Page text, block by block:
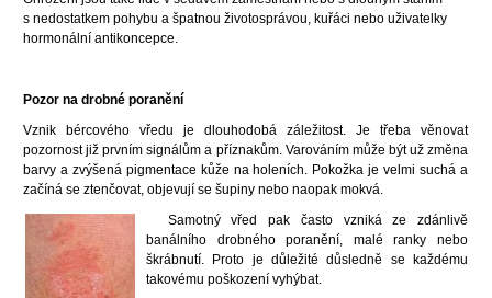
s nedostatkem pohybu a špatnou životosprávou, kuřáci nebo uživatelky
hormonální antikoncepce.
Pozor na drobné poranění
Vznik bércového vředu je dlouhodobá záležitost. Je třeba věnovat
pozornost již prvním signálům a příznakům. Varováním může být už změna
barvy a zvýšená pigmentace kůže na holeních. Pokožka je velmi suchá a
začíná se ztenčovat, objevují se šupiny nebo naopak mokvá.
Samotný vřed pak často vzniká ze zdánlivě
banálního drobného poranění, malé ranky nebo
škrábnutí. Proto je důležité důsledně se každému
takovému poškození vyhýbat.